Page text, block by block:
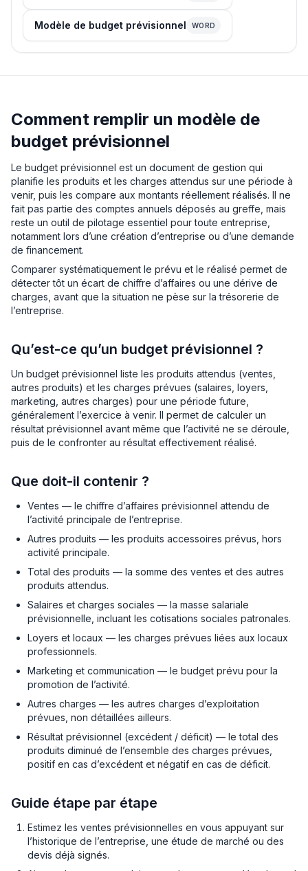
Modèle de budget prévisionnel WORD
Comment remplir un modèle de
budget prévisionnel
Le budget prévisionnel est un document de gestion qui
planifie les produits et les charges attendus sur une période à
venir, puis les compare aux montants réellement réalisés. Il ne
fait pas partie des comptes annuels déposés au greffe, mais
reste un outil de pilotage essentiel pour toute entreprise,
notamment lors d’une création d’entreprise ou d’une demande
de financement.
Comparer systématiquement le prévu et le réalisé permet de
détecter tôt un écart de chiffre d’affaires ou une dérive de
charges, avant que la situation ne pèse sur la trésorerie de
l’entreprise.
Qu’est-ce qu’un budget prévisionnel ?
Un budget prévisionnel liste les produits attendus (ventes,
autres produits) et les charges prévues (salaires, loyers,
marketing, autres charges) pour une période future,
généralement l’exercice à venir. Il permet de calculer un
résultat prévisionnel avant même que l’activité ne se déroule,
puis de le confronter au résultat effectivement réalisé.
Que doit-il contenir ?
Ventes — le chiffre d’affaires prévisionnel attendu de
l’activité principale de l’entreprise.
Autres produits — les produits accessoires prévus, hors
activité principale.
Total des produits — la somme des ventes et des autres
produits attendus.
Salaires et charges sociales — la masse salariale
prévisionnelle, incluant les cotisations sociales patronales.
Loyers et locaux — les charges prévues liées aux locaux
professionnels.
Marketing et communication — le budget prévu pour la
promotion de l’activité.
Autres charges — les autres charges d’exploitation
prévues, non détaillées ailleurs.
Résultat prévisionnel (excédent / déficit) — le total des
produits diminué de l’ensemble des charges prévues,
positif en cas d’excédent et négatif en cas de déficit.
Guide étape par étape
Estimez les ventes prévisionnelles en vous appuyant sur
l’historique de l’entreprise, une étude de marché ou des
devis déjà signés.